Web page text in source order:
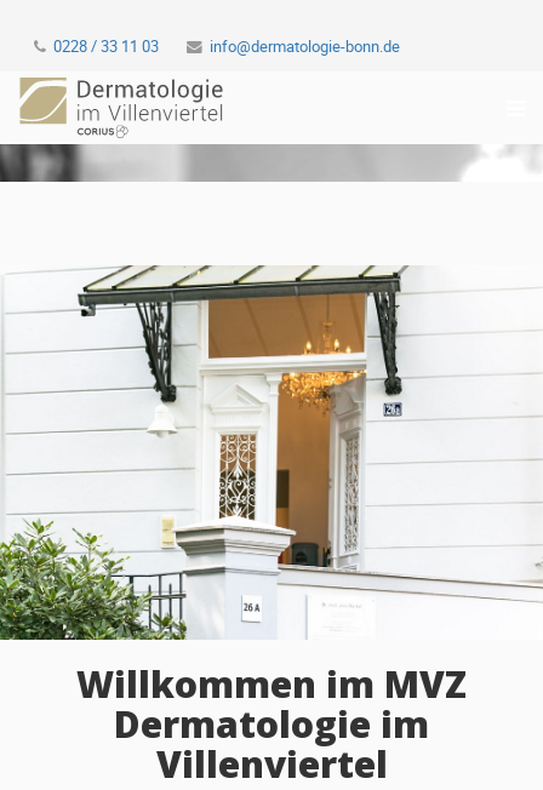
0228 / 33 11 03 info@dermatologie-bonn.de
Willkommen im MVZ
Dermatologie im
Villenviertel